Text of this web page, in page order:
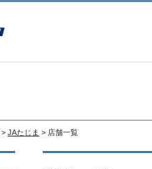
> JAたじま > 店舗一覧